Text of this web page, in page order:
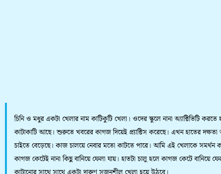
চিনি ও মধুর একটা খেলার নাম কাটিকুটি খেলা। ওদের স্কুলে নানা অ্যাক্টিভিটি করতে
কাটাকাটি আছে। শুরুতে খবরের কাগজ দিয়েই প্র্যাক্টিস করেছে। এখন হাতের
চাইতে বেড়েছে। কাজ চালয়ে নেবার মতো কাটতে পারে। আমি এই খেলাকে সমর্থন
কাগজ কেটেই নানা কিছু বানিয়ে ফেলা যায়। হাতটা চালু হলে কাগজ কেটে বানিয়ে